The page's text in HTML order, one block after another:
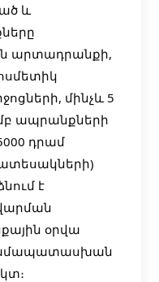
և
արտադրանքի,
մինչև 5
ապրանքների
դրամ
է
օրվա